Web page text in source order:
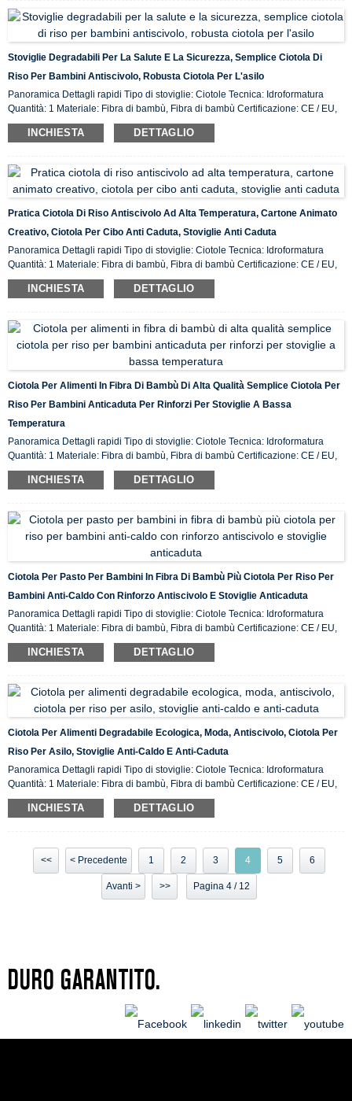
Stoviglie Degradabili Per La Salute E La Sicurezza, Semplice Ciotola Di
Riso Per Bambini Antiscivolo, Robusta Ciotola Per L'asilo
Panoramica Dettagli rapidi Tipo di stoviglie: Ciotole Tecnica: Idroformatura
Quantità: 1 Materiale: Fibra di bambù, Fibra di bambù Certificazione: CE / EU,
CIQ, EEC, FDA, LFGB, SGS Caratteristica: Ecologico, Luogo di origine in
magazzino: ...
INCHIESTA DETTAGLIO
Pratica Ciotola Di Riso Antiscivolo Ad Alta Temperatura, Cartone Animato
Creativo, Ciotola Per Cibo Anti Caduta, Stoviglie Anti Caduta
Panoramica Dettagli rapidi Tipo di stoviglie: Ciotole Tecnica: Idroformatura
Quantità: 1 Materiale: Fibra di bambù, Fibra di bambù Certificazione: CE / EU,
CIQ, EEC, FDA, LFGB, SGS Caratteristica: Ecologico, Luogo di origine in
magazzino: ...
INCHIESTA DETTAGLIO
Ciotola Per Alimenti In Fibra Di Bambù Di Alta Qualità Semplice Ciotola Per
Riso Per Bambini Anticaduta Per Rinforzi Per Stoviglie A Bassa
Temperatura
Panoramica Dettagli rapidi Tipo di stoviglie: Ciotole Tecnica: Idroformatura
Quantità: 1 Materiale: Fibra di bambù, Fibra di bambù Certificazione: CE / EU,
CIQ, EEC, FDA, LFGB, SGS Caratteristica: Ecologico, Luogo di origine in
magazzino: ...
INCHIESTA DETTAGLIO
Ciotola Per Pasto Per Bambini In Fibra Di Bambù Più Ciotola Per Riso Per
Bambini Anti-Caldo Con Rinforzo Antiscivolo E Stoviglie Anticaduta
Panoramica Dettagli rapidi Tipo di stoviglie: Ciotole Tecnica: Idroformatura
Quantità: 1 Materiale: Fibra di bambù, Fibra di bambù Certificazione: CE / EU,
CIQ, EEC, FDA, LFGB, SGS Caratteristica: Ecologico, Luogo di origine in
magazzino: ...
INCHIESTA DETTAGLIO
Ciotola Per Alimenti Degradabile Ecologica, Moda, Antiscivolo, Ciotola Per
Riso Per Asilo, Stoviglie Anti-Caldo E Anti-Caduta
Panoramica Dettagli rapidi Tipo di stoviglie: Ciotole Tecnica: Idroformatura
Quantità: 1 Materiale: Fibra di bambù, Fibra di bambù Certificazione: CE / EU,
CIQ, EEC, FDA, LFGB, SGS Caratteristica: Ecologico, Luogo di origine in
magazzino: ...
INCHIESTA DETTAGLIO
<< < Precedente 1 2 3 4 5 6
Avanti > >> Pagina 4 / 12
DURO GARANTITO.